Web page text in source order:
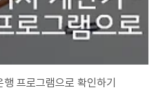
프로그램으로 확인하기